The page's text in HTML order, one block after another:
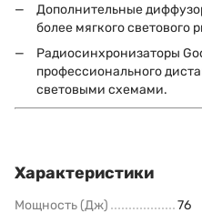
Дополнительные
более мягкого светового
Радиосинхронизаторы
профессионального
световыми схемами.
Характеристики
Мощность (Дж) 76